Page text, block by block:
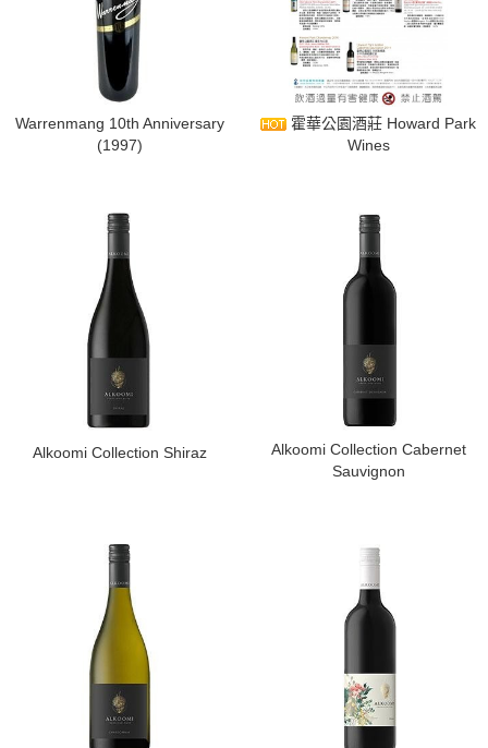
​Warrenmang 10th Anniversary
(1997)
霍華公園酒莊 Howard Park
Wines
​Alkoomi Collection Shiraz
​Alkoomi Collection Cabernet
Sauvignon